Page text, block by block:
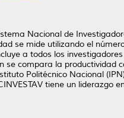
Nacional de
se mide utilizando el
a todos los
compara la productividad
Politécnico Nacional
tiene un liderazgo